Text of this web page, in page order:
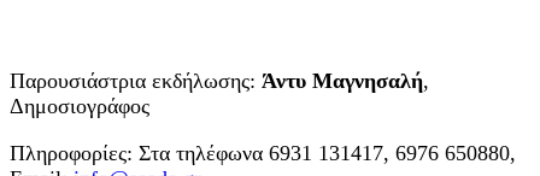
Παρουσιάστρια εκδήλωσης: Άντυ Μαγνησαλή,
Δημοσιογράφος
Πληροφορίες: Στα τηλέφωνα 6931 131417, 6976 650880,